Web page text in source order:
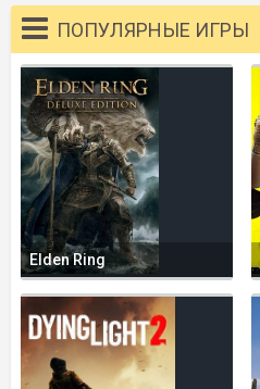
ПОПУЛЯРНЫЕ ИГРЫ
Elden Ring